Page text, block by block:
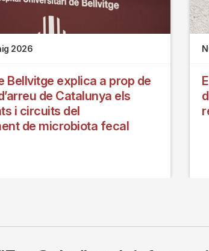
2026
Bellvitge explica a prop de
de Catalunya els
i circuits del
de microbiota fecal